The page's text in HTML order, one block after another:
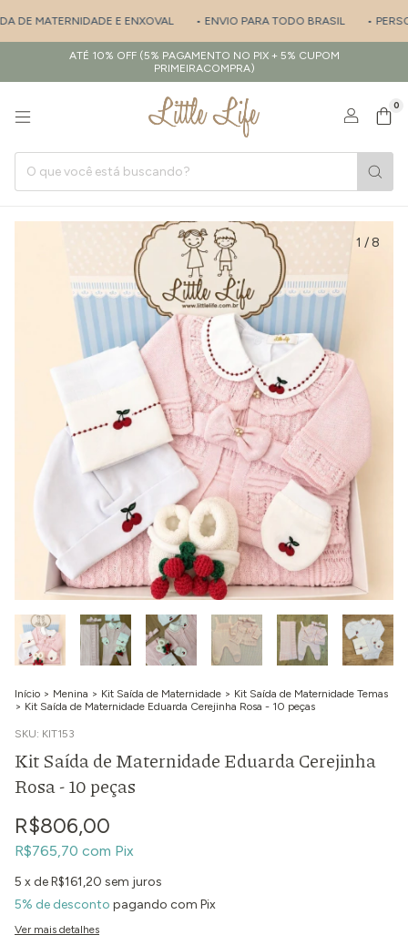
MATERNIDADE E ENXOVAL • ENVIO PARA TODO BRASIL •
ATÉ 10% OFF (5% PAGAMENTO NO PIX + 5% CUPOM
PRIMEIRACOMPRA)
0
1 /8
Início > Menina > Kit Saída de Maternidade > Kit Saída de Maternidade Temas
> Kit Saída de Maternidade Eduarda Cerejinha Rosa - 10 peças
SKU: KIT153
Kit Saída de Maternidade Eduarda Cerejinha
Rosa - 10 peças
R$806,00
R$765,70 com Pix
5 x deR$161,20 sem juros
5% de desconto pagando com Pix
Ver mais detalhes